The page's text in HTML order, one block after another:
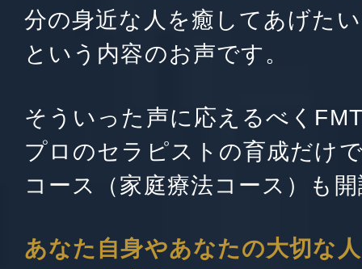
分の身近な人を癒してあげたい
という内容のお声です。
そういった声に応えるべく
プロのセラピストの育成だけ
コース（家庭療法コース）も
あなた自身やあなたの大切な